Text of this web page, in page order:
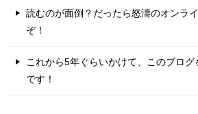
読むのが面倒？だったら怒濤のオンラ
ぞ！
これから5年ぐらいかけて、このブロ
です！